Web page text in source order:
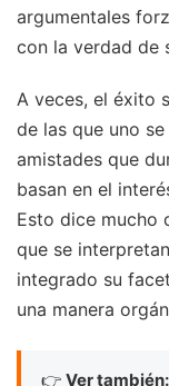
argumentales
con la verdad de
A veces, el éxito
de las que uno
amistades que
basan en el
Esto dice mucho
que se
integrado su
una manera
👉 Ver también: